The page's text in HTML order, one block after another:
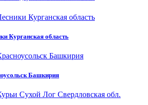
Курганская область
Башкирия